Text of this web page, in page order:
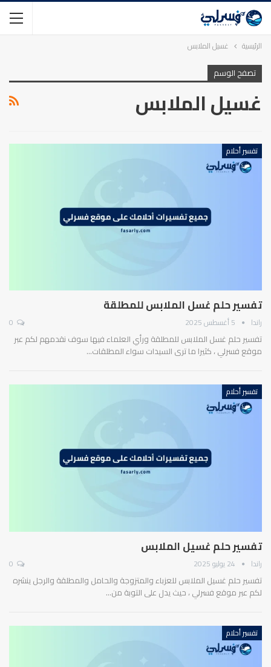
الرئيسية غسيل الملابس
تصفح الوسم
غسيل الملابس
تفسير أحلام
تفسير حلم غسل الملابس للمطلقة
راندا 5 أغسطس 2025
تفسير حلم غسل الملابس للمطلقة ورأي العلماء فيها سوف نقدمهم لكم عبر
موقع فسرلي ، كثيرا ما ترى السيدات سواء المطلقات…
تفسير أحلام
تفسير حلم غسيل الملابس
راندا 24 يوليو 2025
تفسير حلم غسيل الملابس للعزباء والمتزوجة والحامل والمطلقة والرجل ينشره
لكم عبر موقع فسرلي ، حيث يدل على التوبة من…
تفسير أحلام